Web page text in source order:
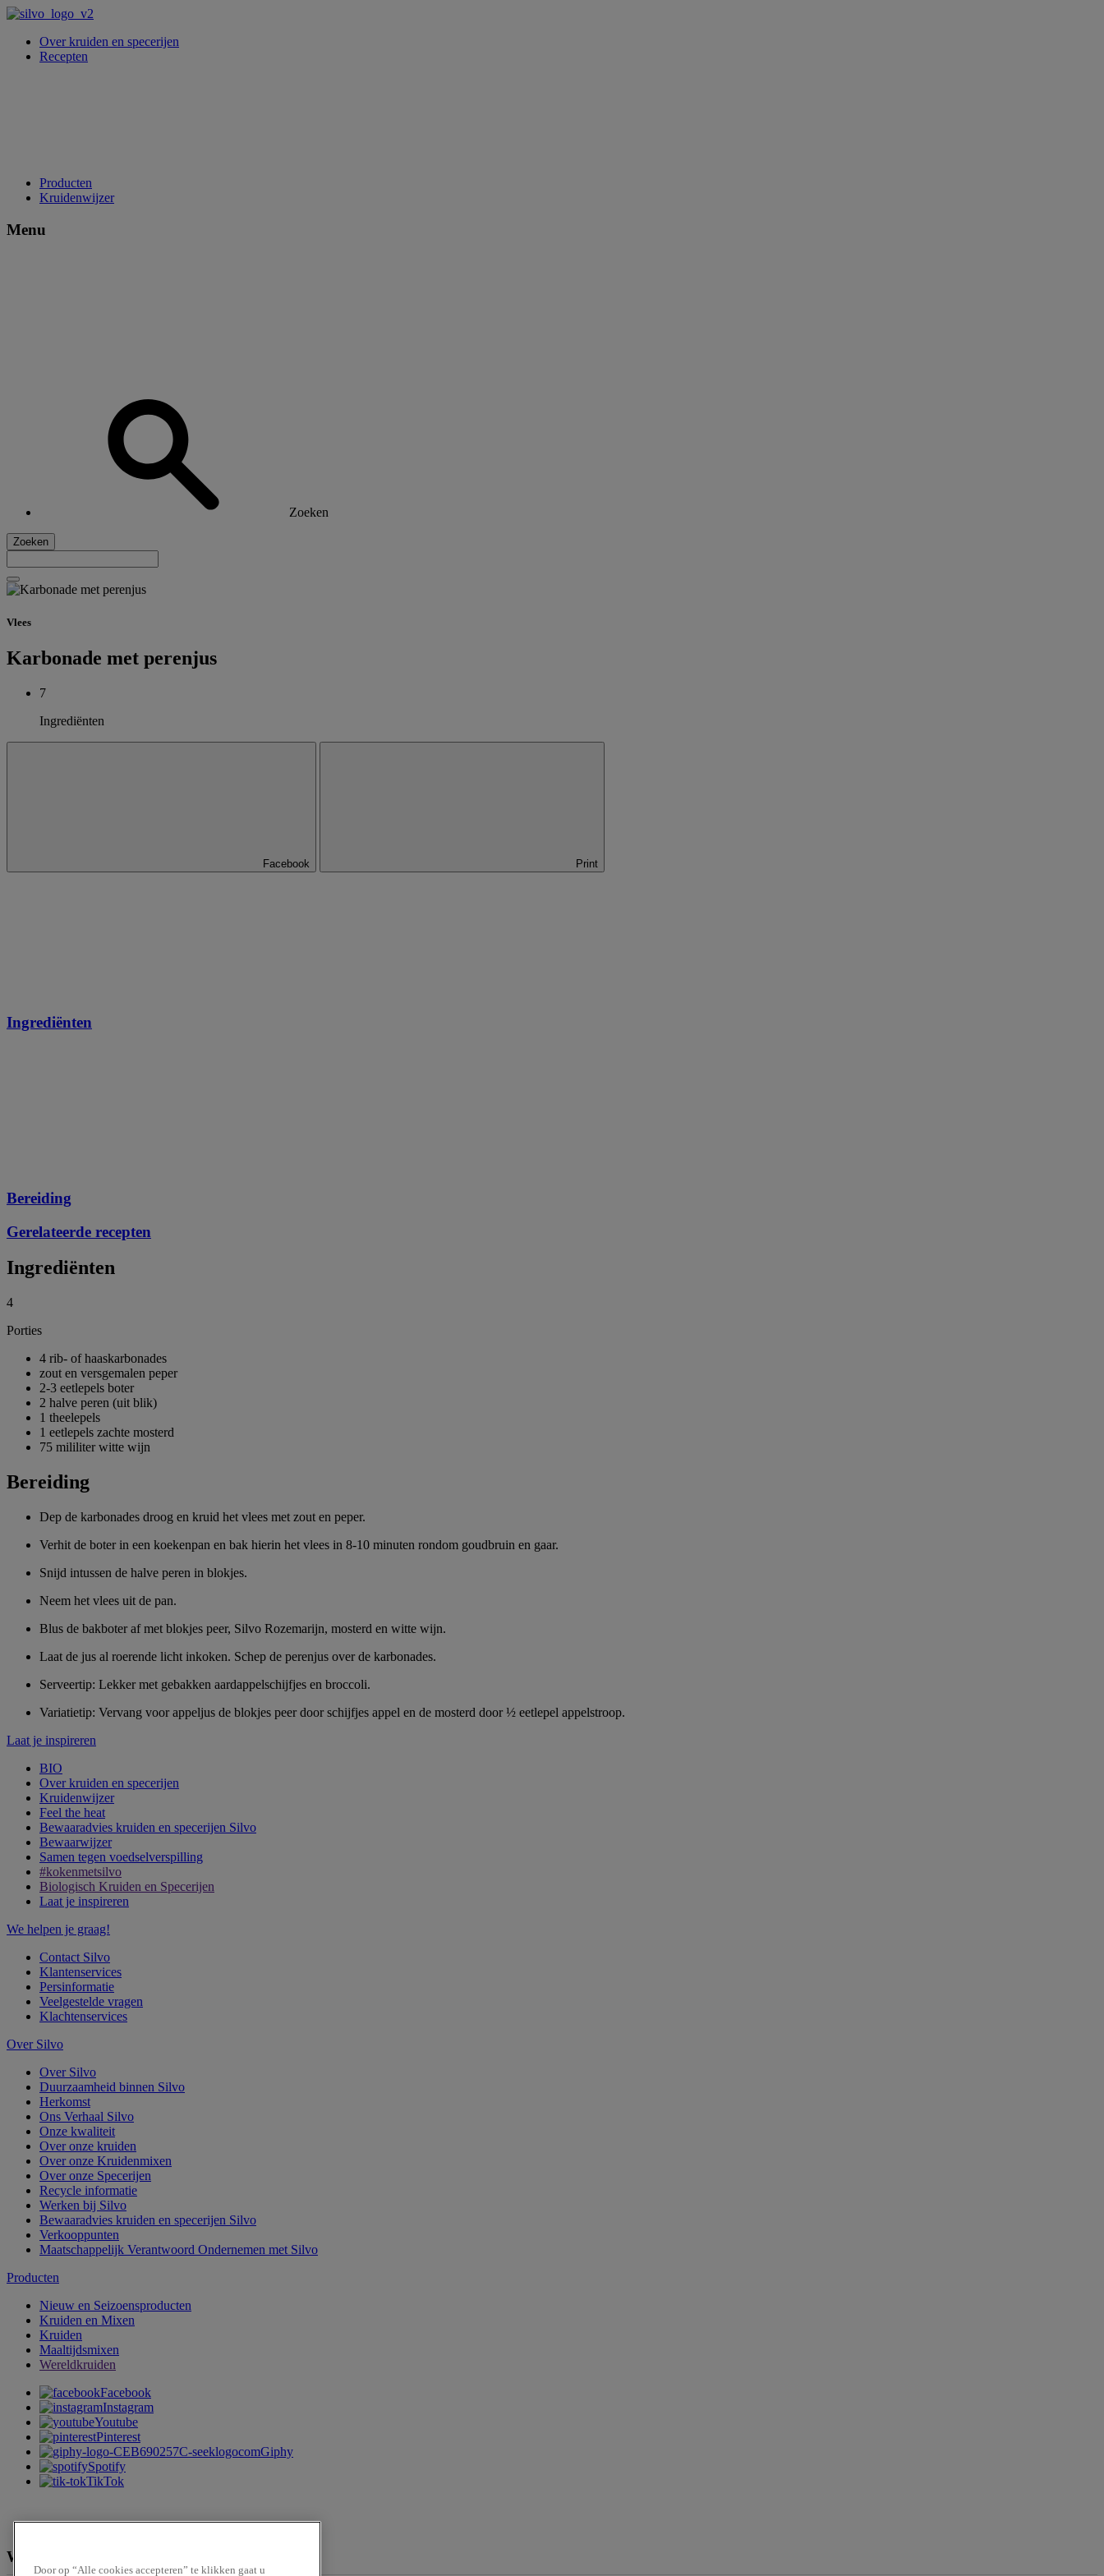
Over kruiden en specerijen
Recepten
Producten
Kruidenwijzer
Menu
Zoeken
Zoeken
Vlees
Karbonade met perenjus
7
Ingrediënten
Facebook Print
Ingrediënten
Bereiding
Gerelateerde recepten
Ingrediënten
4
Porties
4 rib- of haaskarbonades
zout en versgemalen peper
2-3 eetlepels boter
2 halve peren (uit blik)
1 theelepels
1 eetlepels zachte mosterd
75 mililiter witte wijn
Bereiding
Dep de karbonades droog en kruid het vlees met zout en peper.
Verhit de boter in een koekenpan en bak hierin het vlees in 8-10 minuten rondom goudbruin en gaar.
Snijd intussen de halve peren in blokjes.
Neem het vlees uit de pan.
Blus de bakboter af met blokjes peer, Silvo Rozemarijn, mosterd en witte wijn.
Laat de jus al roerende licht inkoken. Schep de perenjus over de karbonades.
Serveertip: Lekker met gebakken aardappelschijfjes en broccoli.
Variatietip: Vervang voor appeljus de blokjes peer door schijfjes appel en de mosterd door ½ eetlepel appelstroop.
Laat je inspireren
BIO
Over kruiden en specerijen
Kruidenwijzer
Feel the heat
Bewaaradvies kruiden en specerijen Silvo
Bewaarwijzer
Samen tegen voedselverspilling
#kokenmetsilvo
Biologisch Kruiden en Specerijen
Laat je inspireren
We helpen je graag!
Contact Silvo
Klantenservices
Persinformatie
Veelgestelde vragen
Klachtenservices
Over Silvo
Over Silvo
Duurzaamheid binnen Silvo
Herkomst
Ons Verhaal Silvo
Onze kwaliteit
Over onze kruiden
Over onze Kruidenmixen
Over onze Specerijen
Recycle informatie
Werken bij Silvo
Bewaaradvies kruiden en specerijen Silvo
Verkooppunten
Maatschappelijk Verantwoord Ondernemen met Silvo
Producten
Nieuw en Seizoensproducten
Kruiden en Mixen
Kruiden
Maaltijdsmixen
Wereldkruiden
Facebook
Instagram
Youtube
Pinterest
Giphy
Spotify
TikTok
We zijn te verkrijgen bij
Door op “Alle cookies accepteren” te klikken gaat u